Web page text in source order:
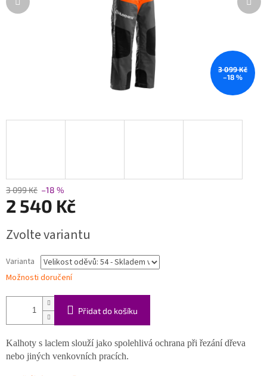
3 099 Kč
–18 %
3 099 Kč –18 %
2 540 Kč
cena:
Zvolte variantu
Varianta
Možnosti doručení
Přidat do košíku
Kalhoty s laclem slouží jako spolehlivá ochrana při řezání dřeva
nebo jiných venkovních pracích.